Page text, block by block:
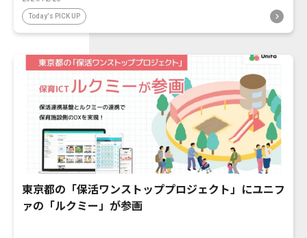
Today's PICK UP
東京都の「保活ワンストッププロジェクト」にユニフ
ァの「ルクミー」が参画